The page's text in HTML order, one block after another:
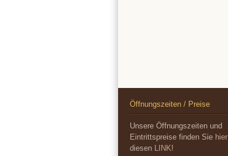
Öffnungszeiten / Preise
Unsere Öffnungszeiten und
Eintrittspreise finden Sie hier
diesen LINK!